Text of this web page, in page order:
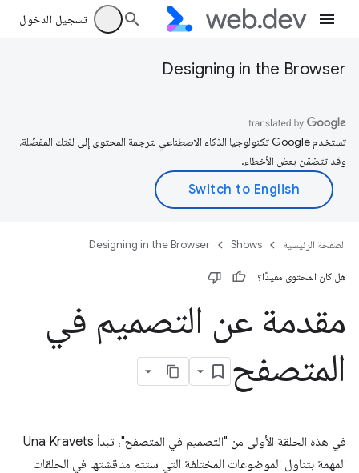
تسجيل الدخول
Designing in the Browser
تستخدم Google تكنولوجيا الذكاء الاصطناعي لترجمة المحتوى إلى لغتك المفضّلة،
وقد تتضمّن بعض الأخطاء.
الصفحة الرئيسية Shows
Designing in the Browser
هل كان المحتوى مفيدًا؟
مقدمة عن التصميم في
المتصفح
في هذه الحلقة الأولى من "التصميم في المتصفح"، تبدأ Una Kravets
المهمة بتناول الموضوعات المختلفة التي ستتم مناقشتها في الحلقات